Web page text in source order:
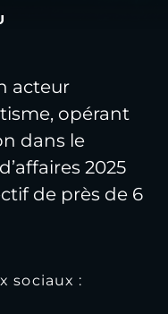
acteur
opérant
dans le
2025
de près de 6
sociaux :